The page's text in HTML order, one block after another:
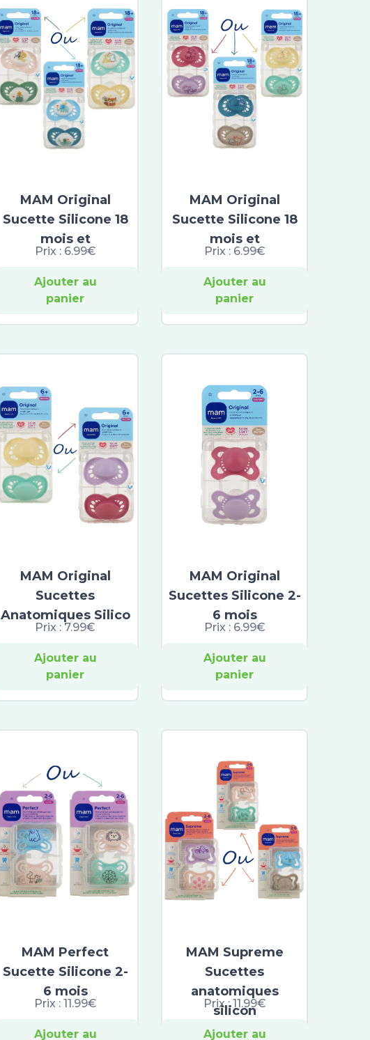
MAM Original
Sucette Silicone 18
mois et
Prix : 6.99€
Ajouter au
panier
MAM Original
Sucette Silicone 18
mois et
Prix : 6.99€
Ajouter au
panier
MAM Original
Sucettes
Anatomiques Silico
Prix : 7.99€
Ajouter au
panier
MAM Original
Sucettes Silicone 2-
6 mois
Prix : 6.99€
Ajouter au
panier
MAM Perfect
Sucette Silicone 2-
6 mois
Prix : 11.99€
Ajouter au
MAM Supreme
Sucettes
anatomiques
silicon
Prix :11.99€
Ajouter au